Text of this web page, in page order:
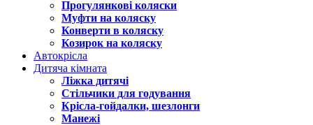
Прогулянкові коляски
Муфти на коляску
Конверти в коляску
Козирок на коляску
Автокрісла
Дитяча кімната
Ліжка дитячі
Стільчики для годування
Крісла-гойдалки, шезлонги
Манежі